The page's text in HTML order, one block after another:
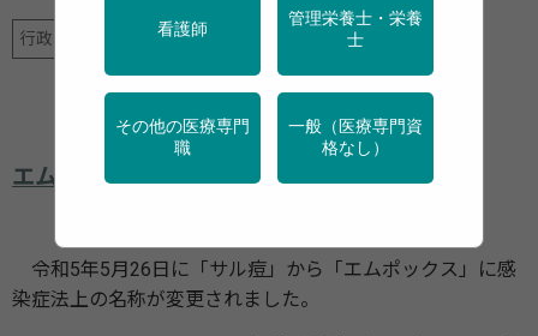
行政・団体の関連資料
エムポックスについて
令和5年5月26日に「サル痘」から「エムポックス」に感
染症法上の名称が変更されました。
看護師
管理栄養士・栄養
士
その他の医療専門
職
一般（医療専門資
格なし）